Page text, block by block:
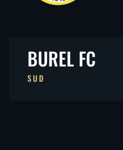
BUREL FC
SUD